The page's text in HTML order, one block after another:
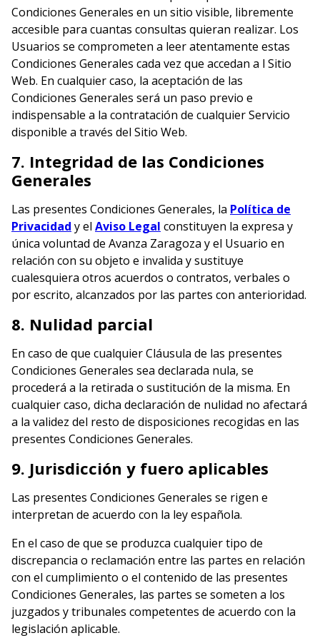
Condiciones Generales en un sitio visible, libremente
accesible para cuantas consultas quieran realizar. Los
Usuarios se comprometen a leer atentamente estas
Condiciones Generales cada vez que accedan a l Sitio
Web. En cualquier caso, la aceptación de las
Condiciones Generales será un paso previo e
indispensable a la contratación de cualquier Servicio
disponible a través del Sitio Web.
7. Integridad de las Condiciones
Generales
Las presentes Condiciones Generales, la Política de
Privacidad y el Aviso Legal constituyen la expresa y
única voluntad de Avanza Zaragoza y el Usuario en
relación con su objeto e invalida y sustituye
cualesquiera otros acuerdos o contratos, verbales o
por escrito, alcanzados por las partes con anterioridad.
8. Nulidad parcial
En caso de que cualquier Cláusula de las presentes
Condiciones Generales sea declarada nula, se
procederá a la retirada o sustitución de la misma. En
cualquier caso, dicha declaración de nulidad no afectará
a la validez del resto de disposiciones recogidas en las
presentes Condiciones Generales.
9. Jurisdicción y fuero aplicables
Las presentes Condiciones Generales se rigen e
interpretan de acuerdo con la ley española.
En el caso de que se produzca cualquier tipo de
discrepancia o reclamación entre las partes en relación
con el cumplimiento o el contenido de las presentes
Condiciones Generales, las partes se someten a los
juzgados y tribunales competentes de acuerdo con la
legislación aplicable.